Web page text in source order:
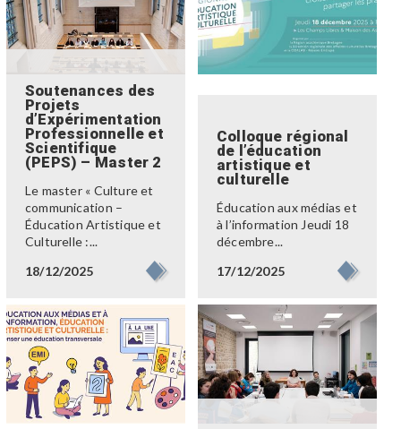
Soutenances des
Projets
d’Expérimentation
Professionnelle et
Scientifique
(PEPS) – Master 2
Le master « Culture et
communication –
Éducation Artistique et
Culturelle :...
18/12/2025
Colloque régional
de l’éducation
artistique et
culturelle
Éducation aux médias et
à l’information Jeudi 18
décembre...
17/12/2025